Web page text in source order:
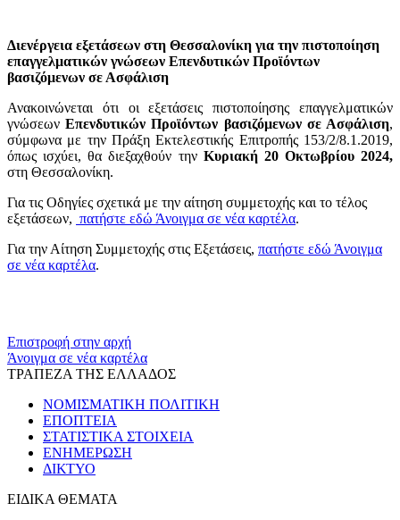
Διενέργεια εξετάσεων στη Θεσσαλονίκη για την πιστοποίηση
επαγγελματικών γνώσεων Επενδυτικών Προϊόντων
βασιζόμενων σε Ασφάλιση
Ανακοινώνεται ότι οι εξετάσεις πιστοποίησης επαγγελματικών
γνώσεωνΕπενδυτικών Προϊόντων βασιζόμενων σε Ασφάλιση,
σύμφωνα με την Πράξη Εκτελεστικής Επιτροπής 153/2/8.1.2019,
όπως ισχύει, θα διεξαχθούν τηνΚυριακή 20 Οκτωβρίου 2024,
στη Θεσσαλονίκη.
Για τις Οδηγίες σχετικά με την αίτηση συμμετοχής και το τέλος
εξετάσεων, πατήστε εδώ Άνοιγμα σε νέα καρτέλα.
Για την Αίτηση Συμμετοχής στις Εξετάσεις, πατήστε εδώ Άνοιγμα
σε νέα καρτέλα.
Επιστροφή στην αρχή
Άνοιγμα σε νέα καρτέλα
ΤΡΑΠΕΖΑ ΤΗΣ ΕΛΛΑΔΟΣ
ΝΟΜΙΣΜΑΤΙΚΗ ΠΟΛΙΤΙΚΗ
ΕΠΟΠΤΕΙΑ
ΣΤΑΤΙΣΤΙΚΑ ΣΤΟΙΧΕΙΑ
ΕΝΗΜΕΡΩΣΗ
ΔΙΚΤΥΟ
ΕΙΔΙΚΑ ΘΕΜΑΤΑ